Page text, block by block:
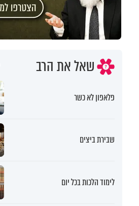
שאל את הרב
פלאפון לא כשר
שבירת ביצים
לימוד הלכות בכל יום